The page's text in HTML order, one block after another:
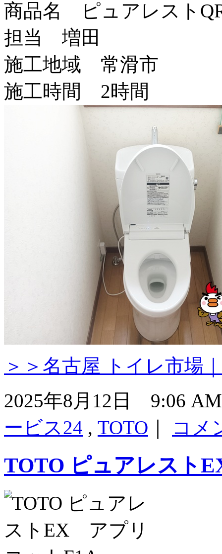
商品名 ピュアレスト
担当 増田
施工地域 常滑市
施工時間 2時間
＞＞名古屋 トイレ市場
2025年8月12日 9:06
ービス24 , TOTO コメ
TOTO ピュアレスト